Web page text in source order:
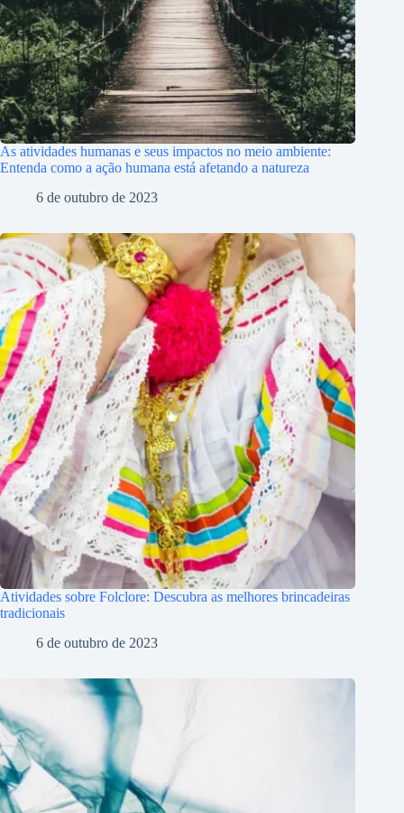
As atividades humanas e seus impactos no meio ambiente:
Entenda como a ação humana está afetando a natureza
6 de outubro de 2023
Atividades sobre Folclore: Descubra as melhores brincadeiras
tradicionais
6 de outubro de 2023